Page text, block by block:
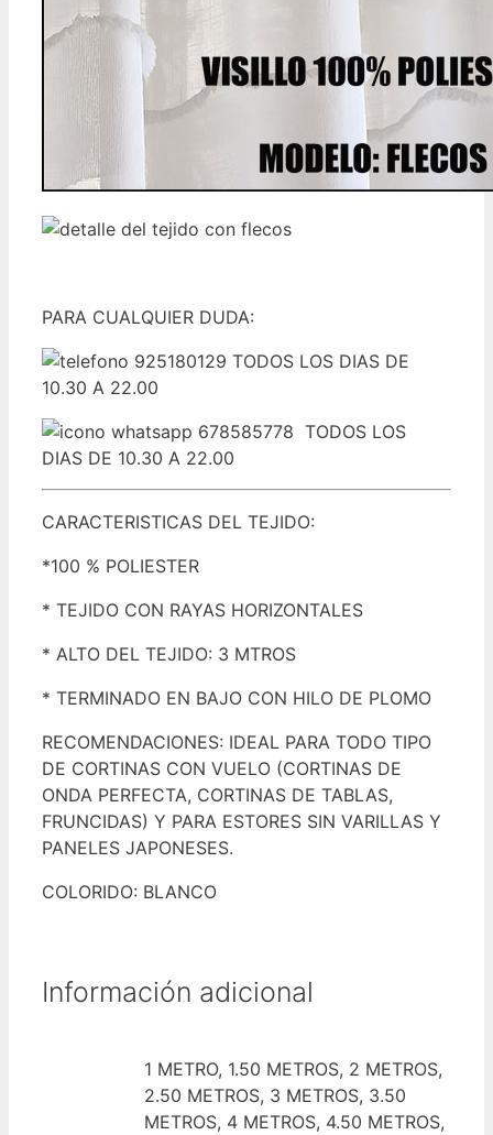
PARA CUALQUIER DUDA:
925180129 TODOS LOS DIAS DE
10.30 A 22.00
678585778 TODOS LOS
DIAS DE 10.30 A 22.00
CARACTERISTICAS DEL TEJIDO:
*100 % POLIESTER
* TEJIDO CON RAYAS HORIZONTALES
* ALTO DEL TEJIDO: 3 MTROS
* TERMINADO EN BAJO CON HILO DE PLOMO
RECOMENDACIONES: IDEAL PARA TODO TIPO
DE CORTINAS CON VUELO (CORTINAS DE
ONDA PERFECTA, CORTINAS DE TABLAS,
FRUNCIDAS) Y PARA ESTORES SIN VARILLAS Y
PANELES JAPONESES.
COLORIDO: BLANCO
Información adicional
1 METRO, 1.50 METROS, 2 METROS,
2.50 METROS, 3 METROS, 3.50
METROS, 4 METROS, 4.50 METROS,